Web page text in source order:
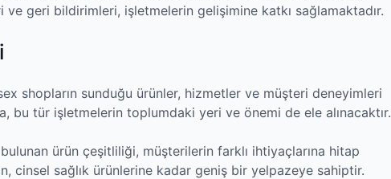
ve geri bildirimleri, işletmelerin gelişimine katkı sağlamaktadır.
shopların sunduğu ürünler, hizmetler ve müşteri deneyimleri
bu tür işletmelerin toplumdaki yeri ve önemi de ele alınacaktır.
ürün çeşitliliği, müşterilerin farklı ihtiyaçlarına hitap
cinsel sağlık ürünlerine kadar geniş bir yelpazeye sahiptir.